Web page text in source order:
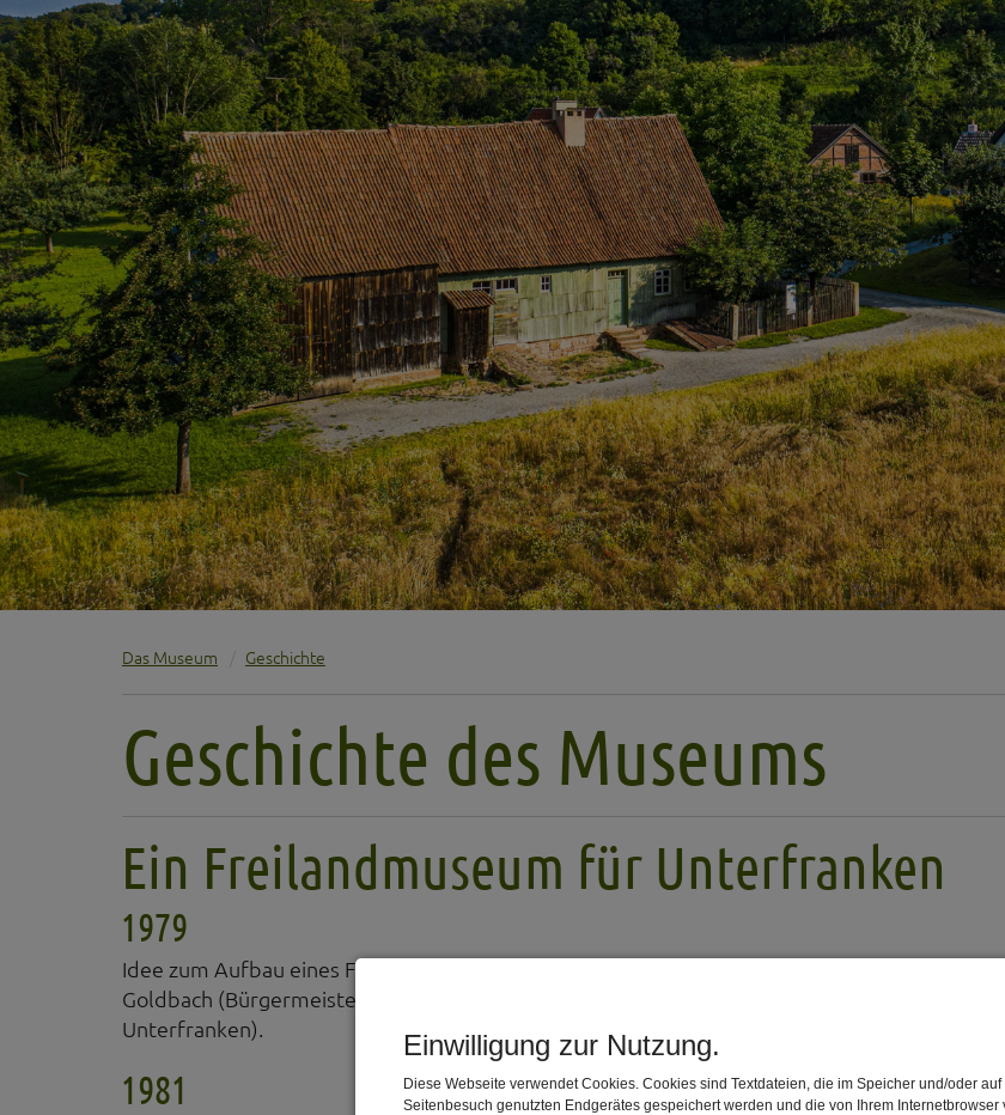
Einwilligung zur Nutzung.
Diese Webseite verwendet Cookies. Cookies sind Textdateien, die im Speicher und/oder
Seitenbesuch genutzten Endgerätes gespeichert werden und die von Ihrem Internetbrowser
Das Museum Geschichte
Geschichte des Museums
Ein Freilandmuseum für Unterfranken
1979
Idee zum Aufbau eines Freilandmuseums in Unterfranken. Drei Kommunalpolitiker
Goldbach (Bürgermeister Fladungen), Dr. Fritz Steigerwald (Landrat Rhön-Grabfeld) und
Unterfranken).
1981